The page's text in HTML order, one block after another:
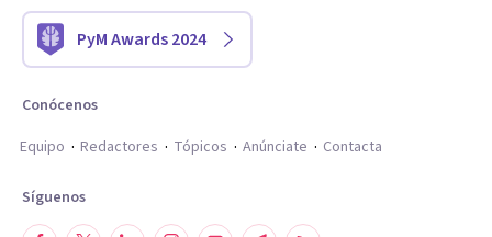
PyM Awards 2024
Conócenos
Equipo
Redactores Tópicos Anúnciate Contacta
Síguenos